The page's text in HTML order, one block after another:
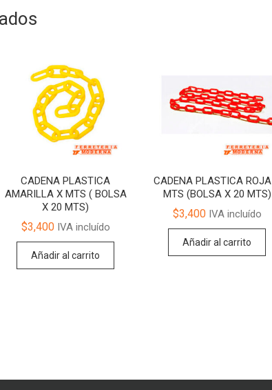
CADENA PLASTICA
AMARILLA X MTS ( BOLSA
X 20 MTS)
$3,400IVA incluído
Añadir al carrito
CADENA PLASTICA
MTS (BOLSA X 20 MTS)
$3,400IVA incluído
Añadir al carrito